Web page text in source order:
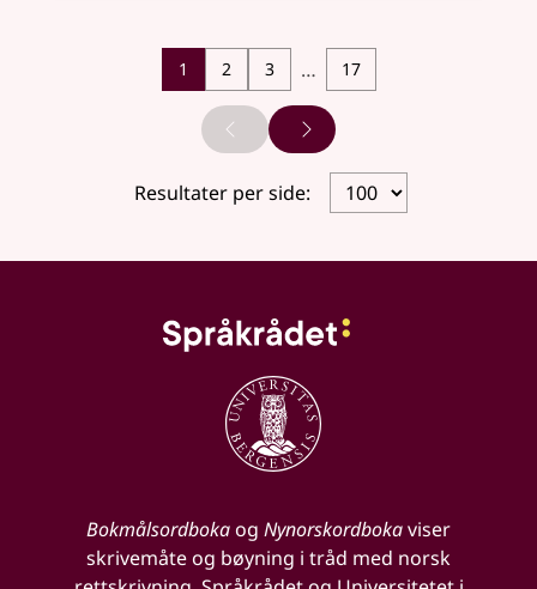
1 2 3 … 17
Forrige sideNeste side
Resultater per side:
Bokmålsordbokaog Nynorskordbokaviser
skrivemåte og bøyning i tråd med norsk